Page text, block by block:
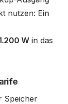
nutzen: Ein
W in das
Speicher